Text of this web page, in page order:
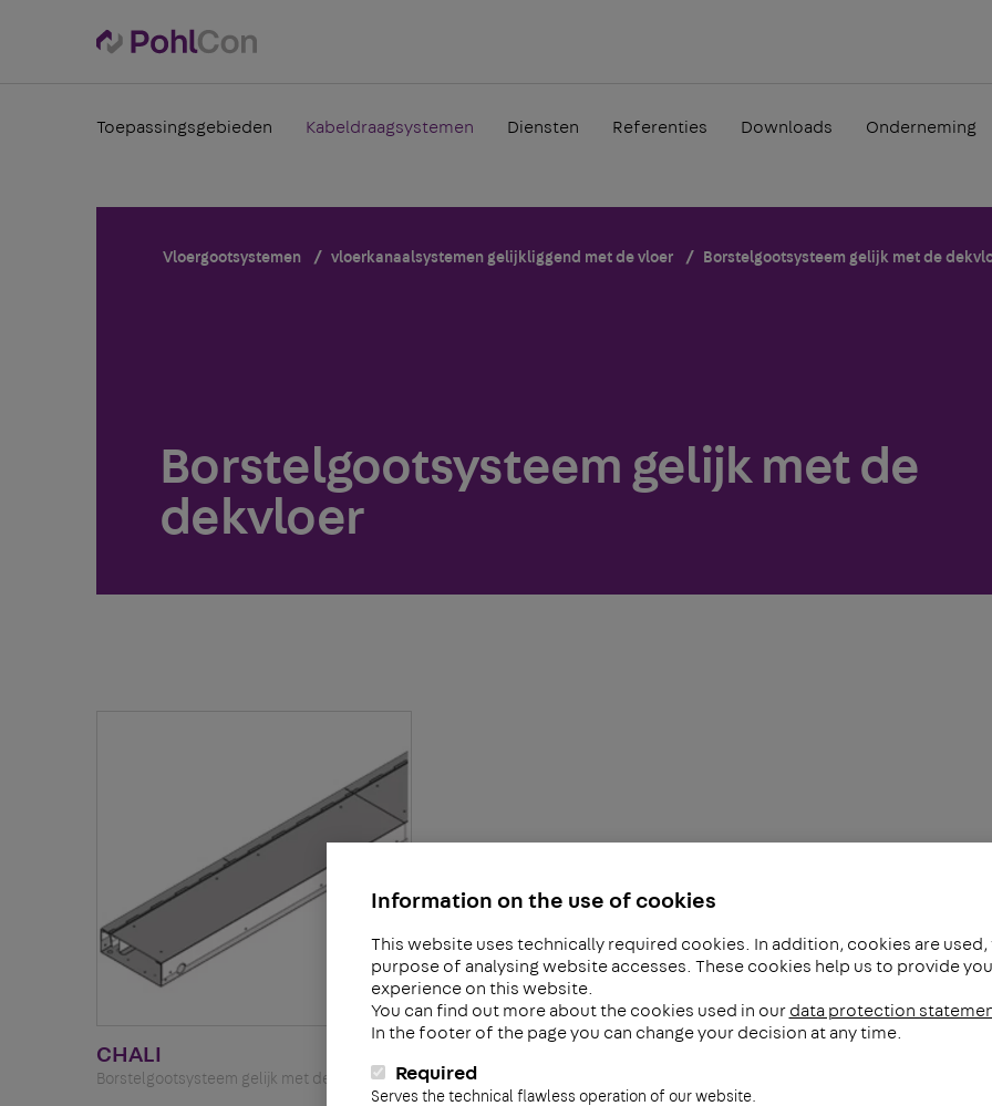
Information on the use of cookies
This website uses technically required cookies. In addition, cookies are
purpose of analysing website accesses. These cookies help us to provide
experience on this website.
You can find out more about the cookies used in our data protection
In the footer of the page you can change your decision at any time.
Required
Serves the technical flawless operation of our website.
Toepassingsgebieden Kabeldraagsystemen Diensten Referenties Downloads Onderneming
Vloergootsystemen vloerkanaalsystemen gelijkliggend met de vloer Borstelgootsysteem gelijk met de
Borstelgootsysteem gelijk met de
dekvloer
CHALI
Borstelgootsysteem gelijk met de dekvloer